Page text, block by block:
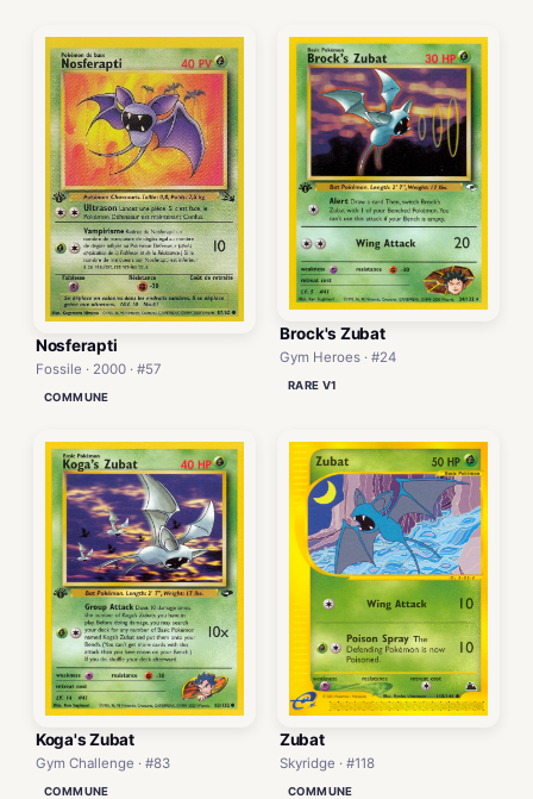
Nosferapti
Fossile · 2000 · #57
COMMUNE
Brock's Zubat
Gym Heroes · #24
RARE V1
Koga's Zubat
Gym Challenge · #83
COMMUNE
Zubat
Skyridge · #118
COMMUNE